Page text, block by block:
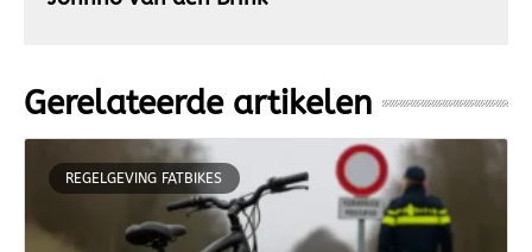
Gerelateerde artikelen
REGELGEVING FATBIKES